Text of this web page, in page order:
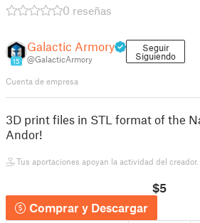
0 reseñas
15
Galactic Armory
@GalacticArmory
Seguir
Siguiendo
Cuenta de empresa
3D print files in STL format of the
Andor!
Tus aportaciones apoyan la actividad del creador.
$5
Comprar y Descargar